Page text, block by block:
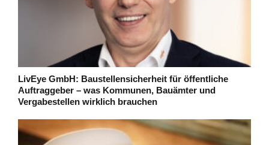
LivEye GmbH: Baustellensicherheit für öffentliche
Auftraggeber – was Kommunen, Bauämter und
Vergabestellen wirklich brauchen